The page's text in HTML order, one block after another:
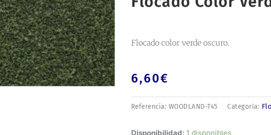
Flocado color verde oscuro.
6,60€
Referencia: WOODLAND-T45 Categoría:
Disponibilidad: 1 disponibles
Flocado